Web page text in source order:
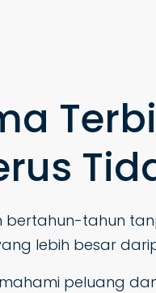
bertahun-tahun
lebih besar
peluang